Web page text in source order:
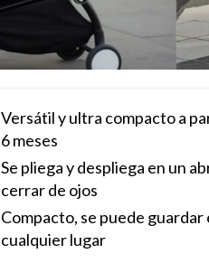
Versátil y ultra compacto a
6 meses
Se pliega y despliega en un
cerrar de ojos
Compacto, se puede guardar
cualquier lugar